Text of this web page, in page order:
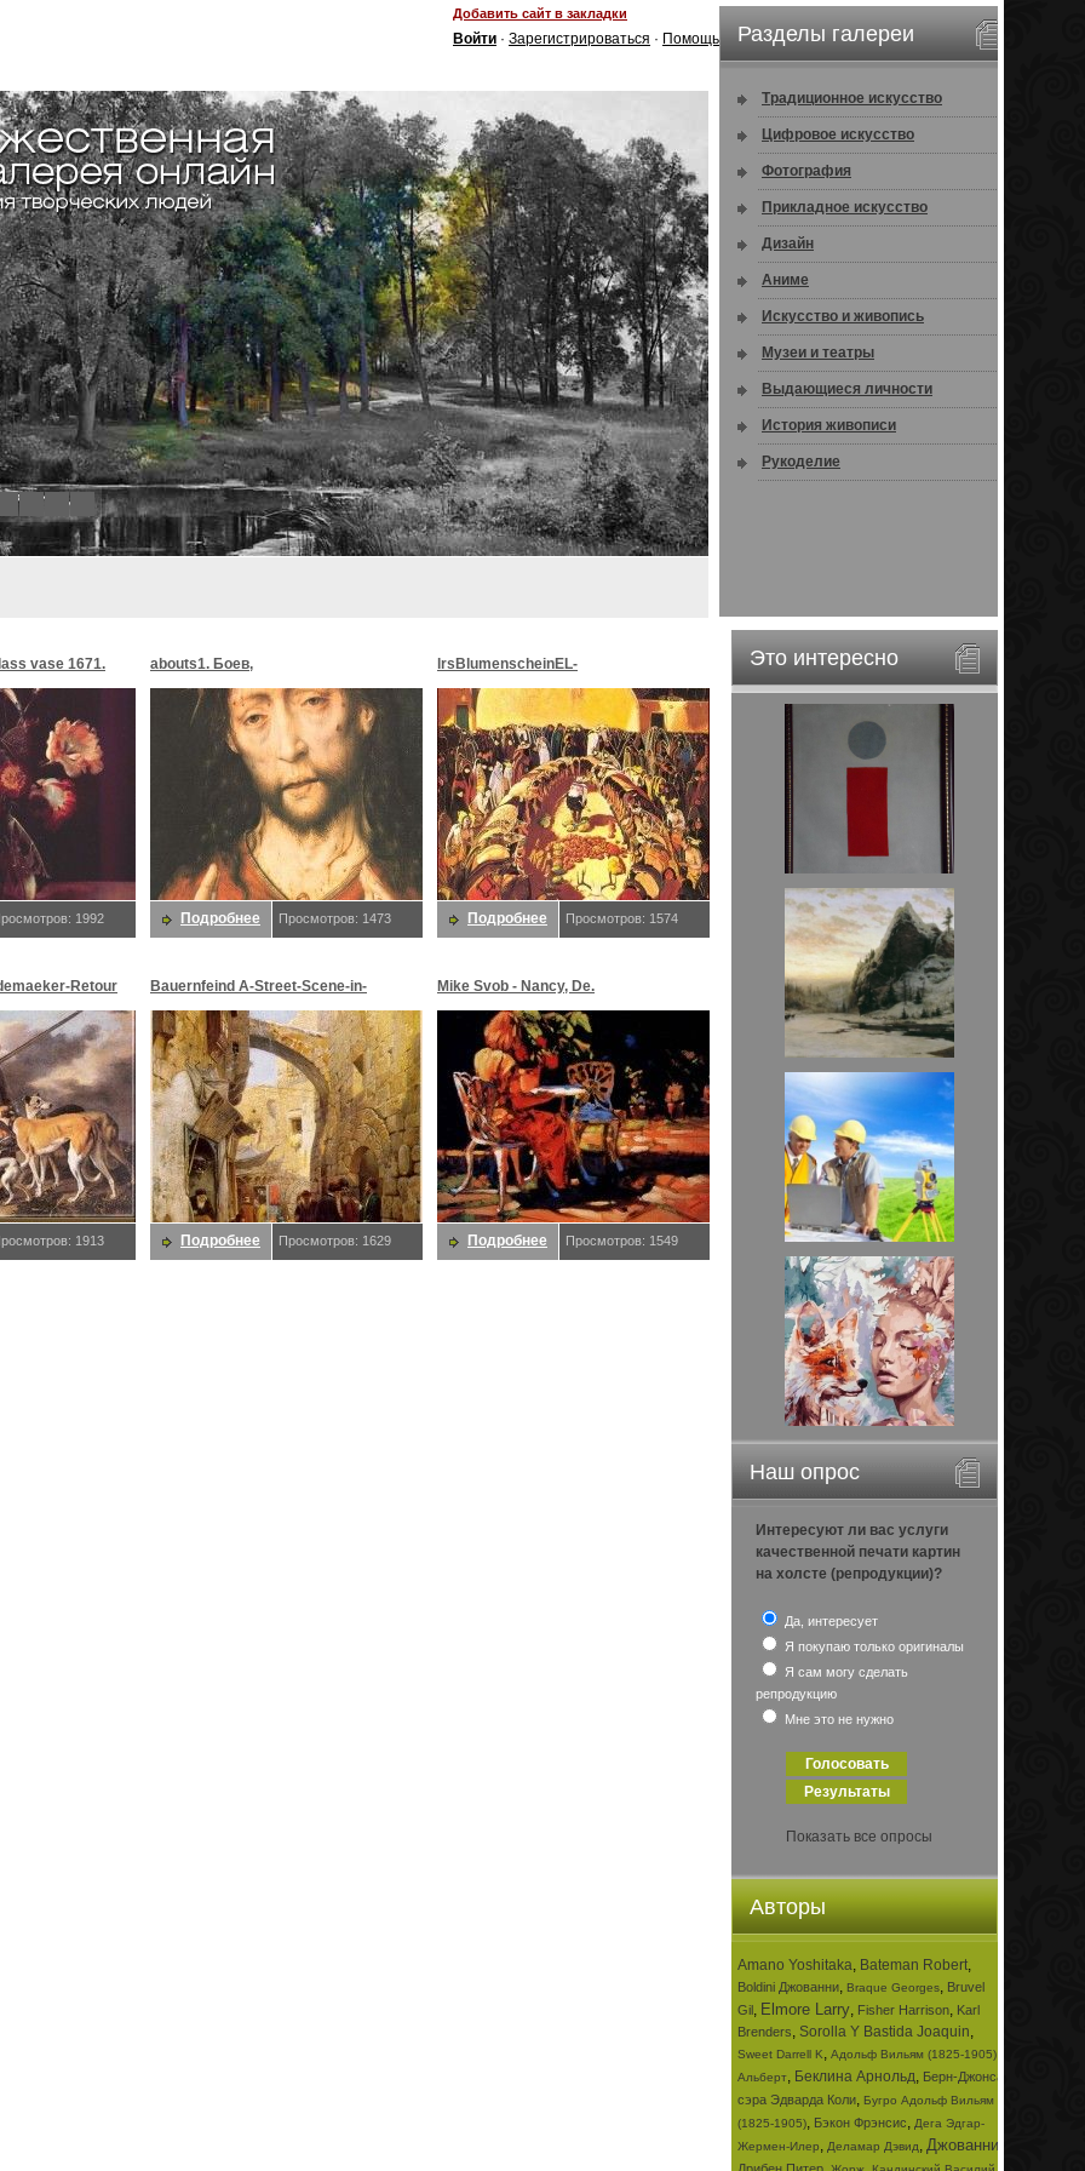
Добавить сайт в закладки
Войти · Зарегистрироваться · Помощь
8
Разделы галереи
Традиционное искусство
Цифровое искусство
Фотография
Прикладное искусство
Дизайн
Аниме
Искусство и живопись
Музеи и театры
Выдающиеся личности
История живописи
Рукоделие
Это интересно
Наш опрос
Интересуют ли вас услуги
качественной печати картин
на холсте (репродукции)?
Да, интересует
Я покупаю только оригиналы
Я сам могу сделать
репродукцию
Мне это не нужно
Показать все опросы
Авторы
Amano Yoshitaka, Bateman Robert,
Boldini Джованни, Braque Georges, Bruvel
Gil, Elmore Larry, Fisher Harrison, Karl
Brenders, Sorolla Y Bastida Joaquin,
Sweet Darrell K, Адольф Вильям (1825-1905)
Альберт, Беклина Арнольд, Берн-Джонса
сэра Эдварда Коли, Бугро Адольф Вильям
(1825-1905), Бэкон Фрэнсис, Дега Эдгар-
Жермен-Илер, Деламар Дэвид, Джованни
vase 1671.
1992
abouts1. Боев,
Подробнее Просмотров: 1473
lrsBlumenscheinEL-
MoonMorningstar&EveStar.
Blumenschein,
Подробнее Просмотров: 1574
Retour
1913
Bauernfeind A-Street-Scene-in-
Jerusalem-sj. Bauernfeind,
Подробнее Просмотров: 1629
Mike Svob - Nancy, De.
Подробнее Просмотров: 1549